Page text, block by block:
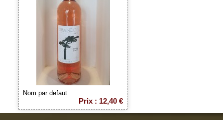
Nom par defaut
Prix : 12,40 €